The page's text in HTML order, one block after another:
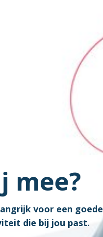
mee?
voor een goede
die bij jou past.